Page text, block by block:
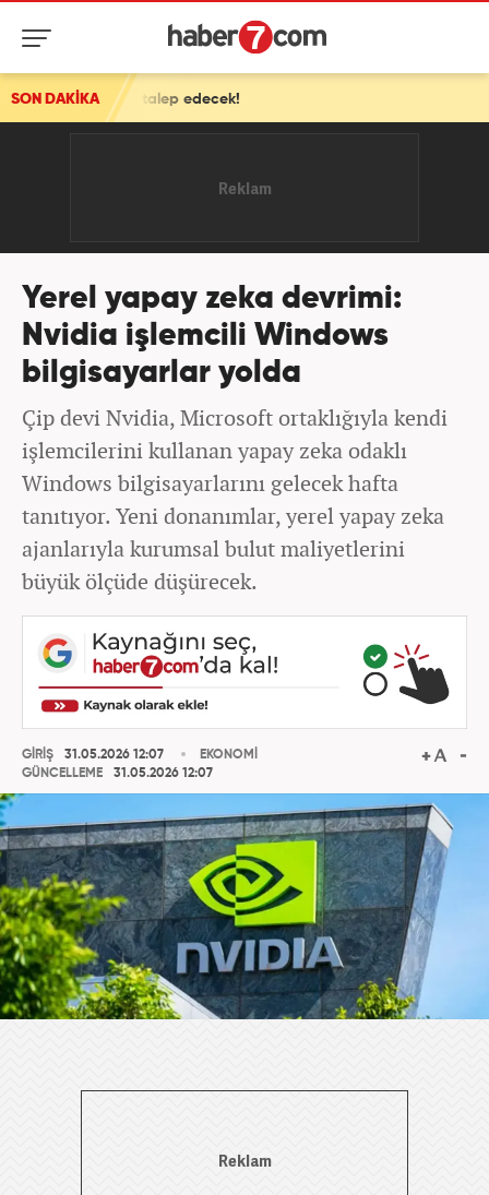
SON DAKİKA
talep edecek!
Yerel yapay zeka devrimi:
Nvidia işlemcili Windows
bilgisayarlar yolda
Çip devi Nvidia, Microsoft ortaklığıyla kendi
işlemcilerini kullanan yapay zeka odaklı
Windows bilgisayarlarını gelecek hafta
tanıtıyor. Yeni donanımlar, yerel yapay zeka
ajanlarıyla kurumsal bulut maliyetlerini
büyük ölçüde düşürecek.
GİRİŞ
31.05.2026 12:07
GÜNCELLEME
31.05.2026 12:07
EKONOMİ